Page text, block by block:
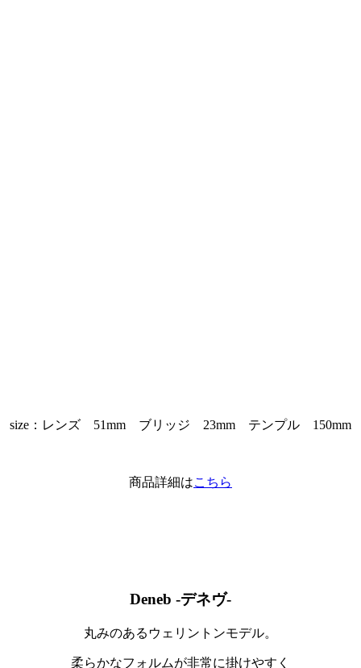
size：レンズ 51mm ブリッジ 23mm テンプル 150mm
商品詳細はこちら
Deneb -デネヴ-
丸みのあるウェリントンモデル。
柔らかなフォルムが非常に掛けやすく